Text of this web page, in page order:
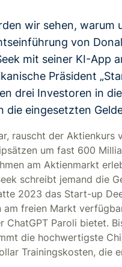
wir sehen, warum
von
mit seiner KI-App
Präsident
drei Investoren in
die eingesetzten
rauscht der
um fast 600
am Aktienmarkt
schreibt jemand die
2023 das Start-up
freien Markt
Paroli bietet.
die hochwertigste
Trainingskosten, die